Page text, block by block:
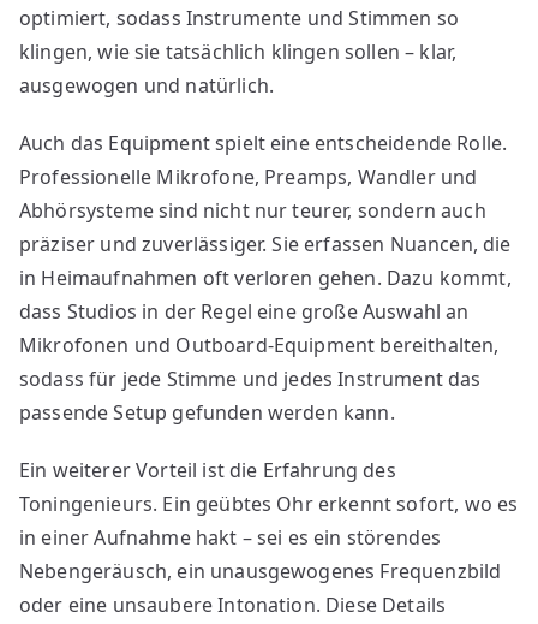
optimiert, sodass Instrumente und Stimmen so
klingen, wie sie tatsächlich klingen sollen – klar,
ausgewogen und natürlich.
Auch das Equipment spielt eine entscheidende Rolle.
Professionelle Mikrofone, Preamps, Wandler und
Abhörsysteme sind nicht nur teurer, sondern auch
präziser und zuverlässiger. Sie erfassen Nuancen, die
in Heimaufnahmen oft verloren gehen. Dazu kommt,
dass Studios in der Regel eine große Auswahl an
Mikrofonen und Outboard-Equipment bereithalten,
sodass für jede Stimme und jedes Instrument das
passende Setup gefunden werden kann.
Ein weiterer Vorteil ist die Erfahrung des
Toningenieurs. Ein geübtes Ohr erkennt sofort, wo es
in einer Aufnahme hakt – sei es ein störendes
Nebengeräusch, ein unausgewogenes Frequenzbild
oder eine unsaubere Intonation. Diese Details